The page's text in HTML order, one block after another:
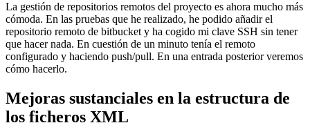
La gestión de repositorios remotos del proyecto es ahora mucho más
cómoda. En las pruebas que he realizado, he podido añadir el
repositorio remoto de bitbucket y ha cogido mi clave SSH sin tener
que hacer nada. En cuestión de un minuto tenía el remoto
configurado y haciendo push/pull. En una entrada posterior veremos
cómo hacerlo.
Mejoras sustanciales en la estructura de
los ficheros XML